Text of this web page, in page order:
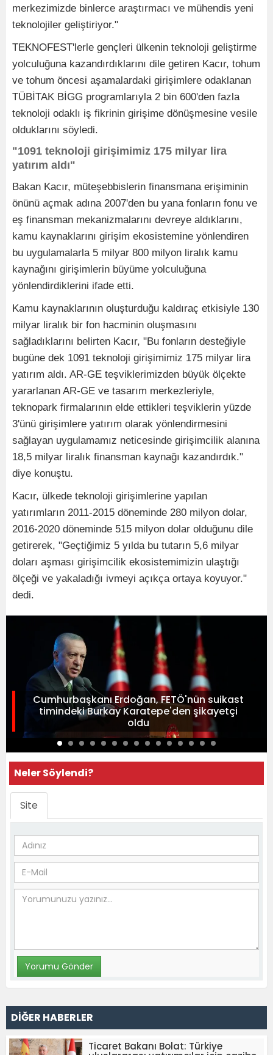
merkezimizde binlerce araştırmacı ve mühendis yeni
teknolojiler geliştiriyor."
TEKNOFEST'lerle gençleri ülkenin teknoloji geliştirme
yolculuğuna kazandırdıklarını dile getiren Kacır, tohum
ve tohum öncesi aşamalardaki girişimlere odaklanan
TÜBİTAK BİGG programlarıyla 2 bin 600'den fazla
teknoloji odaklı iş fikrinin girişime dönüşmesine vesile
olduklarını söyledi.
"1091 teknoloji girişimimiz 175 milyar lira
yatırım aldı"
Bakan Kacır, müteşebbislerin finansmana erişiminin
önünü açmak adına 2007'den bu yana fonların fonu ve
eş finansman mekanizmalarını devreye aldıklarını,
kamu kaynaklarını girişim ekosistemine yönlendiren
bu uygulamalarla 5 milyar 800 milyon liralık kamu
kaynağını girişimlerin büyüme yolculuğuna
yönlendirdiklerini ifade etti.
Kamu kaynaklarının oluşturduğu kaldıraç etkisiyle 130
milyar liralık bir fon hacminin oluşmasını
sağladıklarını belirten Kacır, "Bu fonların desteğiyle
bugüne dek 1091 teknoloji girişimimiz 175 milyar lira
yatırım aldı. AR-GE teşviklerimizden büyük ölçekte
yararlanan AR-GE ve tasarım merkezleriyle,
teknopark firmalarının elde ettikleri teşviklerin yüzde
3'ünü girişimlere yatırım olarak yönlendirmesini
sağlayan uygulamamız neticesinde girişimcilik alanına
18,5 milyar liralık finansman kaynağı kazandırdık."
diye konuştu.
Kacır, ülkede teknoloji girişimlerine yapılan
yatırımların 2011-2015 döneminde 280 milyon dolar,
2016-2020 döneminde 515 milyon dolar olduğunu dile
getirerek, "Geçtiğimiz 5 yılda bu tutarın 5,6 milyar
doları aşması girişimcilik ekosistemimizin ulaştığı
ölçeği ve yakaladığı ivmeyi açıkça ortaya koyuyor."
dedi.
Cumhurbaşkanı Erdoğan, FETÖ'nün suikast
timindeki Burkay Karatepe'den şikayetçi
oldu
Neler Söylendi?
Site
DİĞER HABERLER
Ticaret Bakanı Bolat: Türkiye